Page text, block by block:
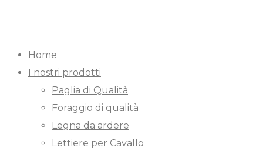
Home
I nostri prodotti
Paglia di Qualità
Foraggio di qualità
Legna da ardere
Lettiere per Cavallo